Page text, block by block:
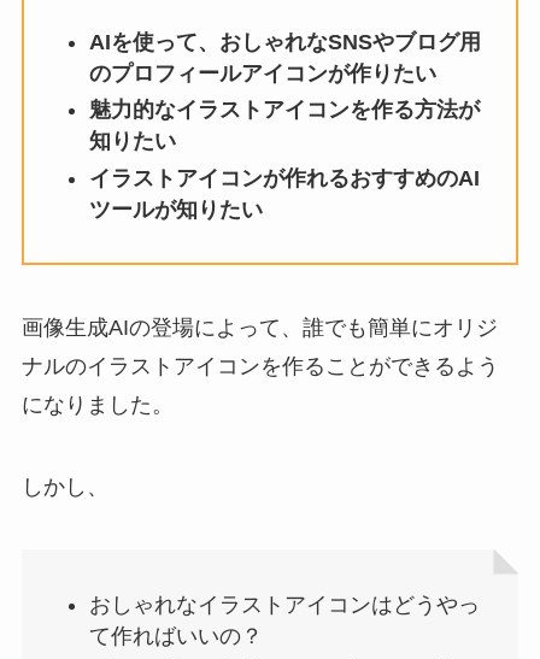
AIを使って、おしゃれなSNSやブログ用
のプロフィールアイコンが作りたい
魅力的なイラストアイコンを作る方法が
知りたい
イラストアイコンが作れるおすすめのAI
ツールが知りたい
画像生成AIの登場によって、誰でも簡単にオリジ
ナルのイラストアイコンを作ることができるよう
になりました。
しかし、
おしゃれなイラストアイコンはどうやっ
て作ればいいの？